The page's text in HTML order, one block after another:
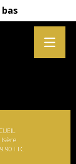
TTC